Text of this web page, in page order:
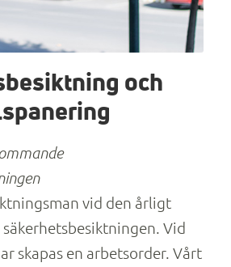
och
vid den årligt
Vid
skapas en arbetsorder. Vårt